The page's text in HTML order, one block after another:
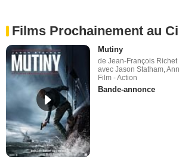
Films Prochainement au
Mutiny
de Jean-François Richet
avec Jason Statham,
Film - Action
Bande-annonce